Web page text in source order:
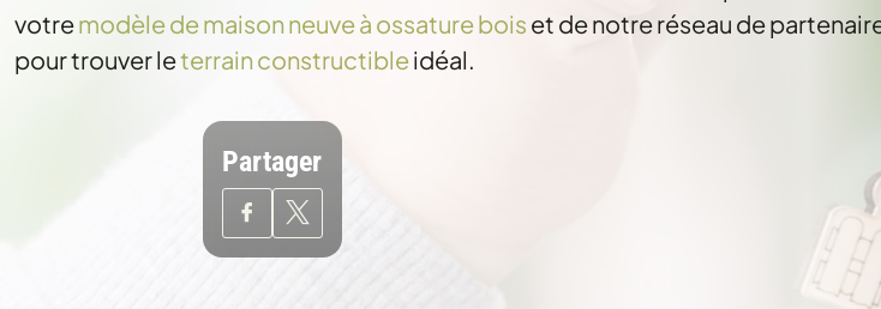
votremodèle de maison neuve à ossature bois et de notre réseau de
pour trouver leterrain constructibleidéal.
Partager